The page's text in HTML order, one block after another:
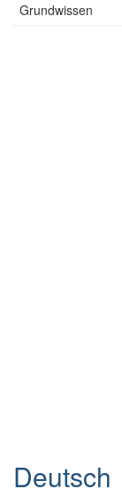
Grundwissen
Deutsch